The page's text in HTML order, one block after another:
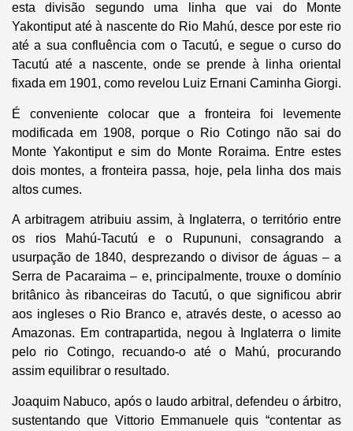
esta divisão segundo uma linha que vai do Monte
Yakontiput até à nascente do Rio Mahú, desce por este rio
até a sua confluência com o Tacutú, e segue o curso do
Tacutú até a nascente, onde se prende à linha oriental
fixada em 1901, como revelou Luiz Ernani Caminha Giorgi.
É conveniente colocar que a fronteira foi levemente
modificada em 1908, porque o Rio Cotingo não sai do
Monte Yakontiput e sim do Monte Roraima. Entre estes
dois montes, a fronteira passa, hoje, pela linha dos mais
altos cumes.
A arbitragem atribuiu assim, à Inglaterra, o território entre
os rios Mahú-Tacutú e o Rupununi, consagrando a
usurpação de 1840, desprezando o divisor de águas – a
Serra de Pacaraima – e, principalmente, trouxe o domínio
britânico às ribanceiras do Tacutú, o que significou abrir
aos ingleses o Rio Branco e, através deste, o acesso ao
Amazonas. Em contrapartida, negou à Inglaterra o limite
pelo rio Cotingo, recuando-o até o Mahú, procurando
assim equilibrar o resultado.
Joaquim Nabuco, após o laudo arbitral, defendeu o árbitro,
sustentando que Vittorio Emmanuele quis “contentar as